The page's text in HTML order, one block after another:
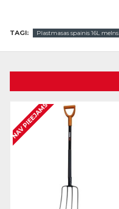
TAGI: Plastmasas spainis 16L melns
NAV PIEEJAMS